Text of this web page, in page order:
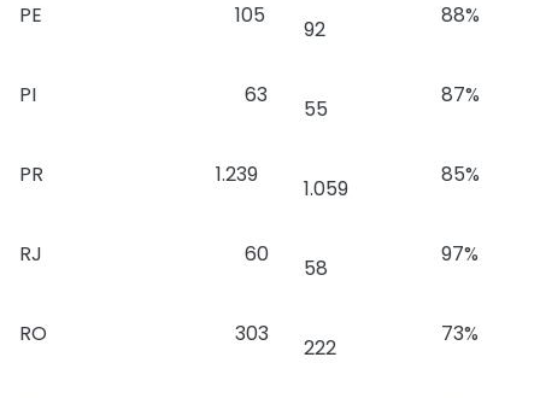
PE 105
92
88%
PI 63
55
87%
PR 1.239
1.059
85%
RJ 60
58
97%
RO 303
222
73%